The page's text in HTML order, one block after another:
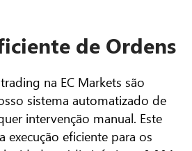
de Ordens
na EC Markets são
sistema automatizado de
intervenção manual. Este
execução eficiente para os